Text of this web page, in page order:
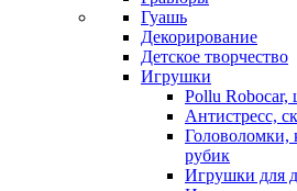
Гуашь
Декорирование
Детское творчество
Игрушки
Pollu Robocar,
Антистресс,
Головоломки,
рубик
Игрушки для